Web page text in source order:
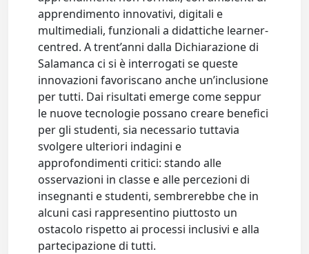
apprendimento innovativi, digitali e
multimediali, funzionali a didattiche learner-
centred. A trent’anni dalla Dichiarazione di
Salamanca ci si è interrogati se queste
innovazioni favoriscano anche un’inclusione
per tutti. Dai risultati emerge come seppur
le nuove tecnologie possano creare benefici
per gli studenti, sia necessario tuttavia
svolgere ulteriori indagini e
approfondimenti critici: stando alle
osservazioni in classe e alle percezioni di
insegnanti e studenti, sembrerebbe che in
alcuni casi rappresentino piuttosto un
ostacolo rispetto ai processi inclusivi e alla
partecipazione di tutti.